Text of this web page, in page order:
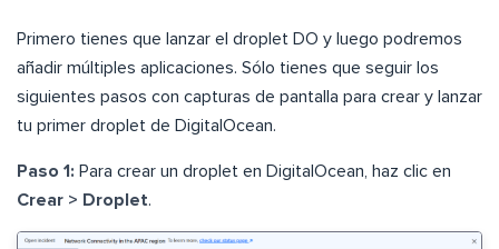
Primero tienes que lanzar el droplet DO y luego podremos
añadir múltiples aplicaciones. Sólo tienes que seguir los
siguientes pasos con capturas de pantalla para crear y lanzar
tu primer droplet de DigitalOcean.
Paso 1: Para crear un droplet en DigitalOcean, haz clic en
Crear > Droplet.